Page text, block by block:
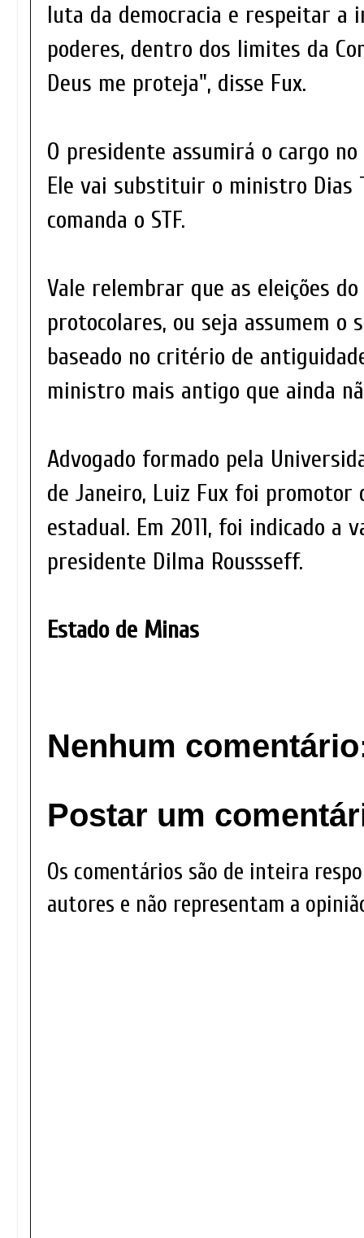
luta da democracia e respeitar a
poderes, dentro dos limites da
Deus me proteja", disse Fux.
O presidente assumirá o cargo
Ele vai substituir o ministro Dias
comanda o STF.
Vale relembrar que as eleições do
protocolares, ou seja assumem o
baseado no critério de
ministro mais antigo que ainda
Advogado formado pela
de Janeiro, Luiz Fux foi promotor
estadual. Em 2011, foi indicado a
presidente Dilma Roussseff.
Estado de Minas
Nenhum
Postar um
Os comentários são de inteira
autores e não representam a